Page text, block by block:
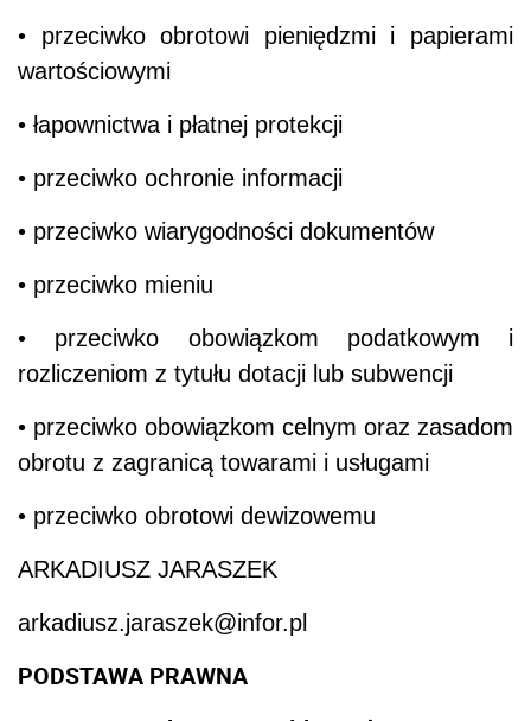
• przeciwko obrotowi pieniędzmi i papierami
wartościowymi
• łapownictwa i płatnej protekcji
• przeciwko ochronie informacji
• przeciwko wiarygodności dokumentów
• przeciwko mieniu
• przeciwko obowiązkom podatkowym i
rozliczeniom z tytułu dotacji lub subwencji
• przeciwko obowiązkom celnym oraz zasadom
obrotu z zagranicą towarami i usługami
• przeciwko obrotowi dewizowemu
ARKADIUSZ JARASZEK
arkadiusz.jaraszek@infor.pl
PODSTAWA PRAWNA